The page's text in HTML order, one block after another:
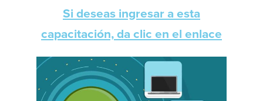
Si deseas ingresar a esta
capacitación, da clic en el enlace